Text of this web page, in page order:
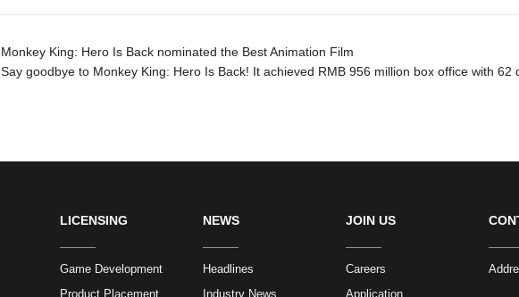
Monkey King: Hero Is Back nominated the Best Animation Film
Say goodbye to Monkey King: Hero Is Back! It achieved RMB 956 million box office with 62
LICENSING
Game Development
Product Placement
NEWS
Headlines
Industry News
JOIN US
Careers
Application